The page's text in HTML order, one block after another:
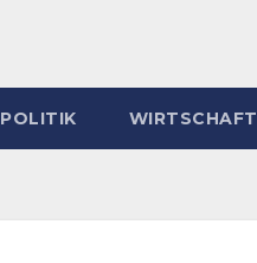
POLITIK WIRTSCHAFT